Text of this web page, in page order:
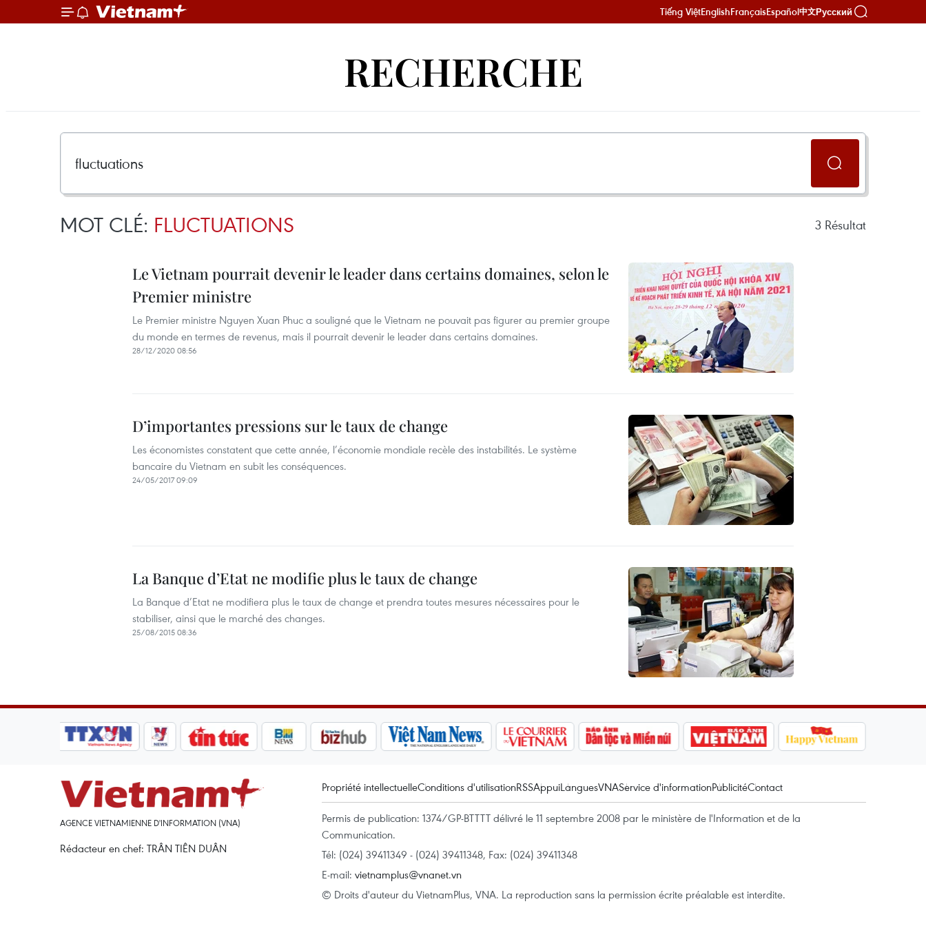
Tiếng ViệtEnglishFrançaisEspañol中文Русский
RECHERCHE
MOT CLÉ: FLUCTUATIONS 3 Résultat
Le Vietnam pourrait devenir le leader dans certains domaines, selon le
Premier ministre
Le Premier ministre Nguyen Xuan Phuc a souligné que le Vietnam ne pouvait pas figurer au premier groupe
du monde en termes de revenus, mais il pourrait devenir le leader dans certains domaines.
28/12/2020 08:56
D’importantes pressions sur le taux de change
Les économistes constatent que cette année, l’économie mondiale recèle des instabilités. Le système
bancaire du Vietnam en subit les conséquences.
24/05/2017 09:09
La Banque d’Etat ne modifie plus le taux de change
La Banque d’Etat ne modifiera plus ​le taux de change et prendra toutes mesures nécessaires pour le
stabiliser, ainsi que le marché des changes.
25/08/2015 08:36
AGENCE VIETNAMIENNE D'INFORMATION (VNA)
Rédacteur en chef: TRÂN TIÊN DUÂN
Propriété intellectuelleConditions d'utilisationRSSAppuiLanguesVNAService d'informationPublicitéContact
Permis de publication: 1374/GP-BTTTT délivré le 11 septembre 2008 par le ministère de l'Information et de la
Communication.
Tél: (024) 39411349 - (024) 39411348, Fax: (024) 39411348
E-mail: vietnamplus@vnanet.vn
© Droits d'auteur du VietnamPlus, VNA. La reproduction sans la permission écrite préalable est interdite.